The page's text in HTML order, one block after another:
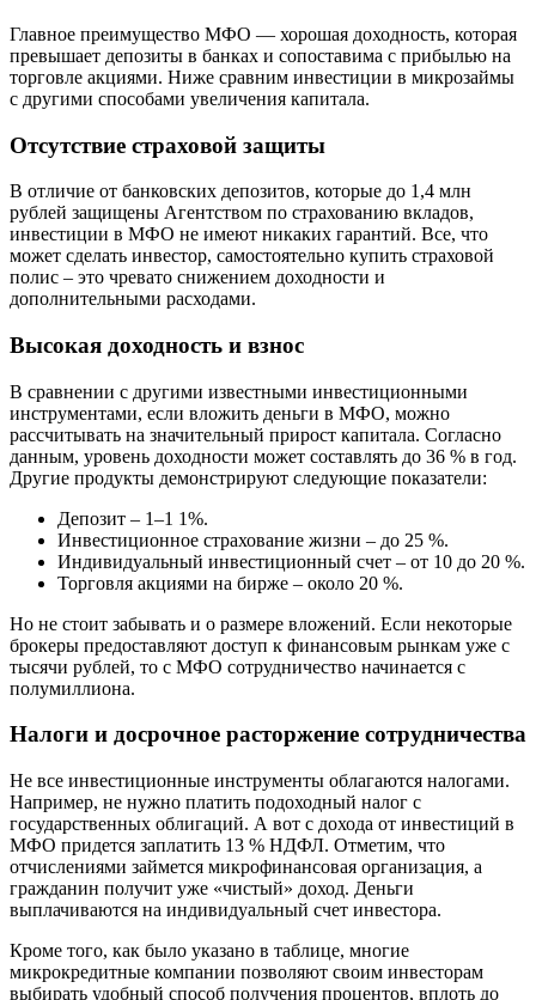
Главное преимущество МФО — хорошая доходность, которая
превышает депозиты в банках и сопоставима с прибылью на
торговле акциями. Ниже сравним инвестиции в микрозаймы
с другими способами увеличения капитала.
Отсутствие страховой защиты
В отличие от банковских депозитов, которые до 1,4 млн
рублей защищены Агентством по страхованию вкладов,
инвестиции в МФО не имеют никаких гарантий. Все, что
может сделать инвестор, самостоятельно купить страховой
полис – это чревато снижением доходности и
дополнительными расходами.
Высокая доходность и взнос
В сравнении с другими известными инвестиционными
инструментами, если вложить деньги в МФО, можно
рассчитывать на значительный прирост капитала. Согласно
данным, уровень доходности может составлять до 36 % в год.
Другие продукты демонстрируют следующие показатели:
Депозит – 1–1 1%.
Инвестиционное страхование жизни – до 25 %.
Индивидуальный инвестиционный счет – от 10 до 20 %.
Торговля акциями на бирже – около 20 %.
Но не стоит забывать и о размере вложений. Если некоторые
брокеры предоставляют доступ к финансовым рынкам уже с
тысячи рублей, то с МФО сотрудничество начинается с
полумиллиона.
Налоги и досрочное расторжение сотрудничества
Не все инвестиционные инструменты облагаются налогами.
Например, не нужно платить подоходный налог с
государственных облигаций. А вот с дохода от инвестиций в
МФО придется заплатить 13 % НДФЛ. Отметим, что
отчислениями займется микрофинансовая организация, а
гражданин получит уже «чистый» доход. Деньги
выплачиваются на индивидуальный счет инвестора.
Кроме того, как было указано в таблице, многие
микрокредитные компании позволяют своим инвесторам
выбирать удобный способ получения процентов, вплоть до